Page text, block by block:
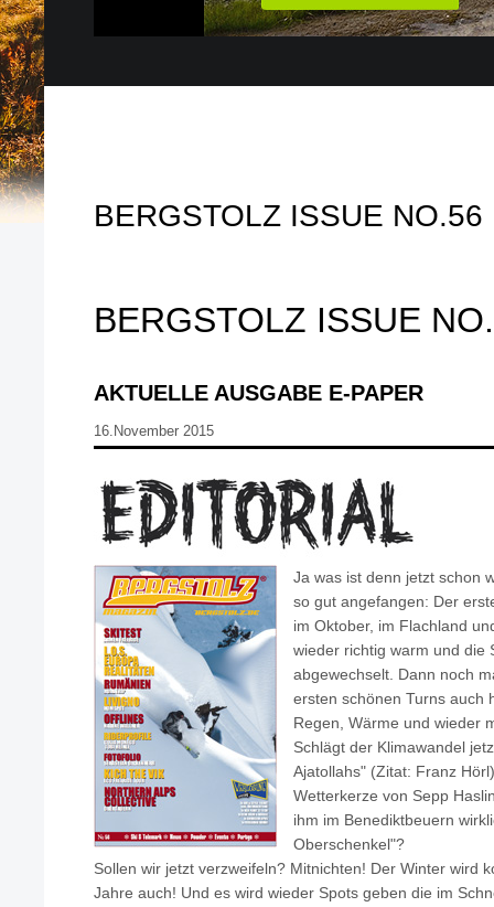
BERGSTOLZ ISSUE NO.56
BERGSTOLZ ISSUE
AKTUELLE AUSGABE E-PAPER
16.November 2015
Ja was ist denn jetzt schon
so gut angefangen: Der
im Oktober, im Flachland
wieder richtig warm und die
abgewechselt. Dann noch
ersten schönen Turns auch
Regen, Wärme und wieder
Schlägt der Klimawandel
Ajatollahs" (Zitat: Franz
Wetterkerze von Sepp
ihm im Benediktbeuern
Oberschenkel"?
Sollen wir jetzt verzweifeln? Mitnichten! Der Winter wird
Jahre auch! Und es wird wieder Spots geben die im